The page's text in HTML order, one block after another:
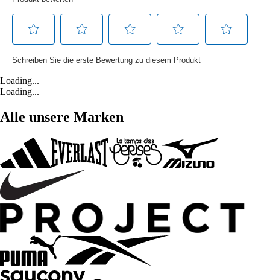
Loading...
Loading...
Alle unsere Marken